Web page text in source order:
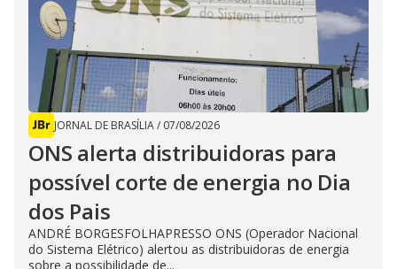
JORNAL DE BRASÍLIA/ 07/08/2026
ONS alerta distribuidoras para
possível corte de energia no Dia
dos Pais
ANDRÉ BORGESFOLHAPRESSO ONS (Operador Nacional
do Sistema Elétrico) alertou as distribuidoras de energia
sobre a possibilidade de...